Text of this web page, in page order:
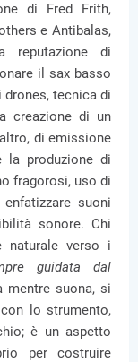
di Fred Frith,
e Antibalas,
reputazione di
il sax basso
drones, tecnica di
creazione di un
di emissione
produzione di
fragorosi, uso di
suoni
sonore. Chi
naturale verso i
guidata dal
mentre suona, si
lo strumento,
è un aspetto
per costruire